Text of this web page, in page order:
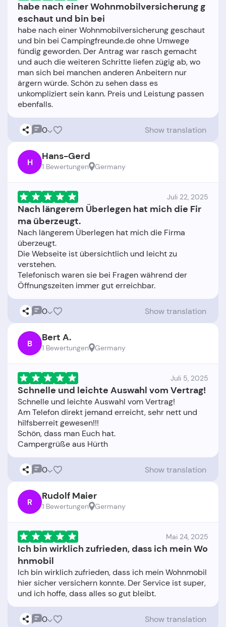
habe nach einer Wohnmobilversicherung g
eschaut und bin bei
habe nach einer Wohnmobilversicherung geschaut
und bin bei Campingfreunde.de ohne Umwege
fündig geworden. Der Antrag war rasch gemacht
und auch die weiteren Schritte liefen zügig ab, wo
man sich bei manchen anderen Anbeitern nur
ärgern würde. Schön zu sehen dass es
unkompliziert sein kann. Preis und Leistung passen
0 Show translation
H Hans-Gerd
1 Bewertungen Germany
Juli 22, 2025
Nach längerem Überlegen hat mich die Fir
ma überzeugt.
Nach längerem Überlegen hat mich die Firma
überzeugt.
Die Webseite ist übersichtlich und leicht zu
verstehen.
Telefonisch waren sie bei Fragen während der
0 Show translation
B Bert A.
1 Bewertungen Germany
Juli 5, 2025
Schnelle und leichte Auswahl vom Vertrag!
Schnelle und leichte Auswahl vom Vertrag!
Am Telefon direkt jemand erreicht, sehr nett und
hilfsberreit gewesen!!!
Schön, dass man Euch hat.
0 Show translation
R Rudolf Maier
1 Bewertungen Germany
Mai 24, 2025
Ich bin wirklich zufrieden, dass ich mein Wo
hnmobil
Ich bin wirklich zufrieden, dass ich mein Wohnmobil
hier sicher versichern konnte. Der Service ist super,
0 Show translation